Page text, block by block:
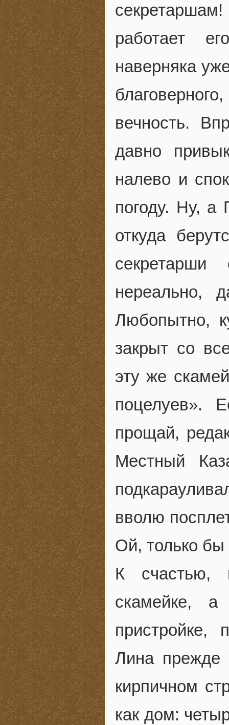
работает
наверняка
вечность.
давно
налево и
погоду. Ну, а
откуда
нереально,
Любопытно,
закрыт со
эту же
поцелуев».
прощай,
Местный
вволю
Ой, только бы
К счастью,
скамейке,
пристройке,
Лина прежде
кирпичном
как дом: